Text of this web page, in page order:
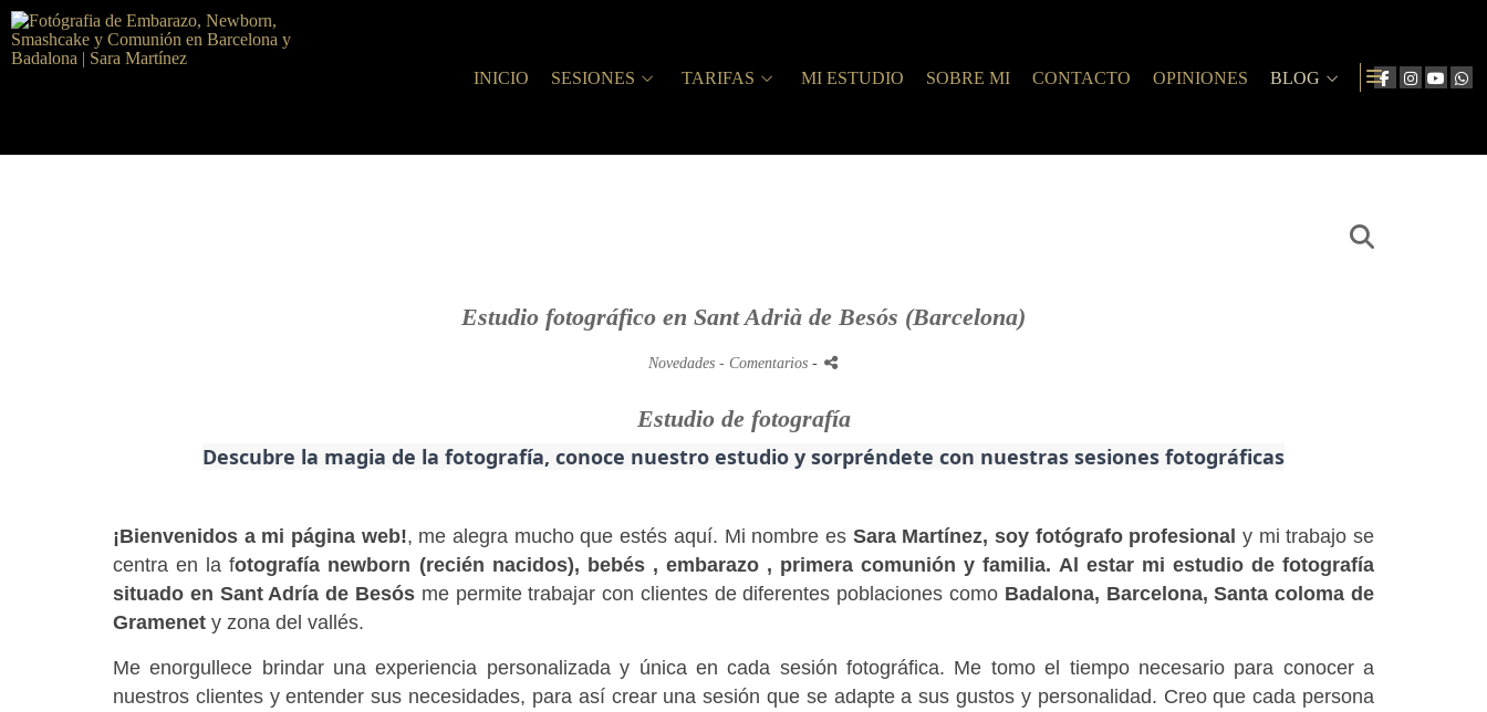
INICIO SESIONES TARIFAS MI ESTUDIO SOBRE MI CONTACTO OPINIONES BLOG
Estudio fotográfico en Sant Adrià de Besós (Barcelona)
Novedades - Comentarios -
Estudio de fotografía
Descubre la magia de la fotografía, conoce nuestro estudio y sorpréndete con nuestras sesiones fotográficas
¡Bienvenidos a mi página web!, me alegra mucho que estés aquí. Mi nombre es Sara Martínez, soy fotógrafo profesional y mi trabajo se
centra en la fotografía newborn (recién nacidos), bebés , embarazo , primera comunión y familia. Al estar mi estudio de fotografía
situado en Sant Adría de Besós me permite trabajar con clientes de diferentes poblaciones como Badalona, Barcelona, Santa coloma de
Gramenet y zona del vallés.
Me enorgullece brindar una experiencia personalizada y única en cada sesión fotográfica. Me tomo el tiempo necesario para conocer a
nuestros clientes y entender sus necesidades, para así crear una sesión que se adapte a sus gustos y personalidad. Creo que cada persona